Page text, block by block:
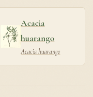
Acacia
huarango
Acacia huarango